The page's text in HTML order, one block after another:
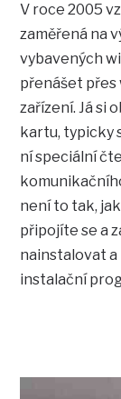
V roce 2005
zaměřená na
vybavených
přenášet
zařízení. Já si
kartu, typicky
ní speciální
není to tak,
připojíte se a
nainstalovat
instalační